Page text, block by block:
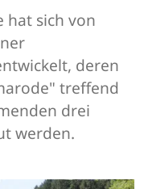
hat sich von
deren
treffend
drei
werden.